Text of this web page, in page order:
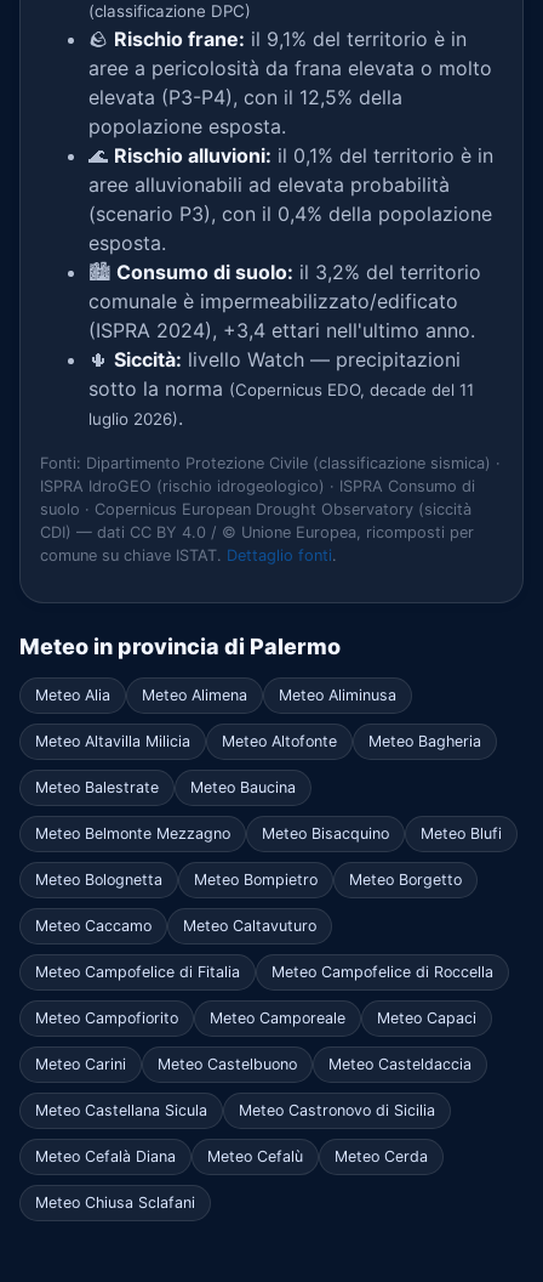
(classificazione DPC)
🪨 Rischio frane: il 9,1% del territorio è in
aree a pericolosità da frana elevata o molto
elevata (P3-P4), con il 12,5% della
popolazione esposta.
🌊 Rischio alluvioni: il 0,1% del territorio è in
aree alluvionabili ad elevata probabilità
(scenario P3), con il 0,4% della popolazione
esposta.
🏙️ Consumo di suolo: il 3,2% del territorio
comunale è impermeabilizzato/edificato
(ISPRA 2024), +3,4 ettari nell'ultimo anno.
🌵 Siccità: livello Watch — precipitazioni
sotto la norma (Copernicus EDO, decade del 11
luglio 2026).
Fonti: Dipartimento Protezione Civile (classificazione sismica) ·
ISPRA IdroGEO (rischio idrogeologico) · ISPRA Consumo di
suolo · Copernicus European Drought Observatory (siccità
CDI) — dati CC BY 4.0 / © Unione Europea, ricomposti per
comune su chiave ISTAT. Dettaglio fonti.
Meteo in provincia di Palermo
Meteo Alia Meteo Alimena Meteo Aliminusa
Meteo Altavilla Milicia Meteo Altofonte Meteo Bagheria
Meteo Balestrate Meteo Baucina
Meteo Belmonte Mezzagno Meteo Bisacquino Meteo Blufi
Meteo Bolognetta Meteo Bompietro Meteo Borgetto
Meteo Caccamo Meteo Caltavuturo
Meteo Campofelice di Fitalia Meteo Campofelice di Roccella
Meteo Campofiorito Meteo Camporeale Meteo Capaci
Meteo Carini Meteo Castelbuono Meteo Casteldaccia
Meteo Castellana Sicula Meteo Castronovo di Sicilia
Meteo Cefalà Diana Meteo Cefalù Meteo Cerda
Meteo Chiusa Sclafani